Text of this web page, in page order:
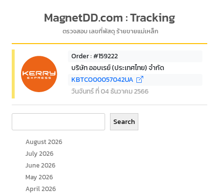
MagnetDD.com : Tracking
ตรวจสอบ เลขที่พัสดุ ร้ายขายแม่เหล็ก
Order : #159222
บริษัท ออบเรย์ (ประเทศไทย) จำกัด
KBTCO00057042UA
วันจันทร์ ที่ 04 ธันวาคม 2566
Search
August 2026
July 2026
June 2026
May 2026
April 2026